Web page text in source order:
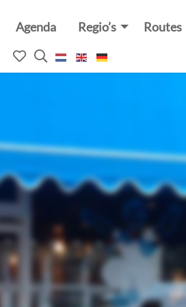
Agenda Regio’s Routes
Mijn
favorieten
Open
het